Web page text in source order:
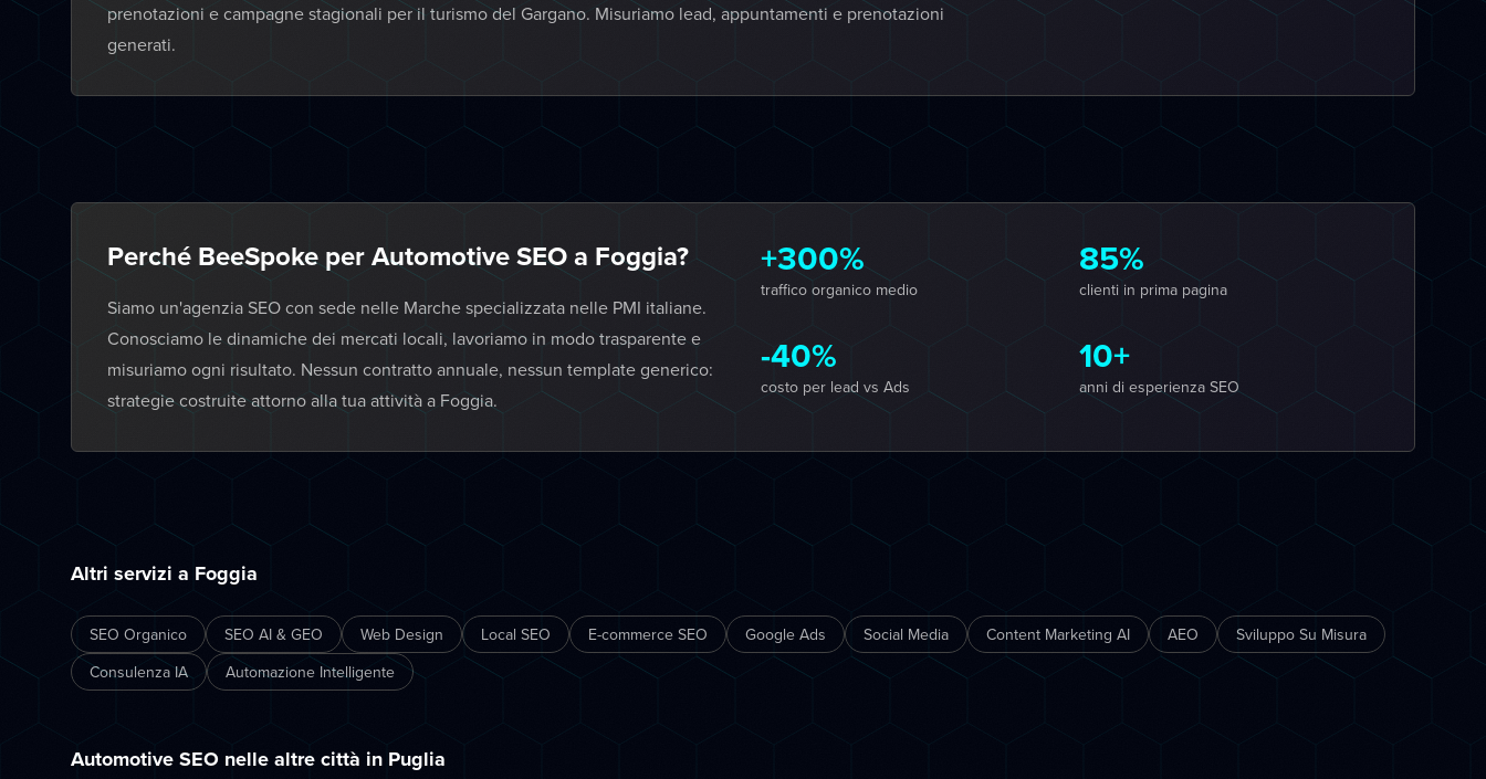
prenotazioni e campagne stagionali per il turismo del Gargano. Misuriamo lead, appuntamenti e prenotazioni
generati.
Perché BeeSpoke per Automotive SEO a Foggia?
Siamo un'agenzia SEO con sede nelle Marche specializzata nelle PMI italiane.
Conosciamo le dinamiche dei mercati locali, lavoriamo in modo trasparente e
misuriamo ogni risultato. Nessun contratto annuale, nessun template generico:
strategie costruite attorno alla tua attività a Foggia.
+300%
traffico organico medio
85%
clienti in prima pagina
-40%
costo per lead vs Ads
10+
anni di esperienza SEO
Altri servizi a Foggia
SEO Organico SEO AI & GEO Web Design Local SEO E-commerce SEO Google Ads Social Media Content Marketing AI AEO
Sviluppo Su Misura
Consulenza IA
Automazione Intelligente
Automotive SEO nelle altre città in Puglia